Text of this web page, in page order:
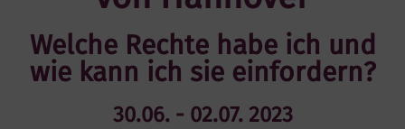
Welche Rechte habe ich und
wie kann ich sie einfordern?
30.06. - 02.07. 2023